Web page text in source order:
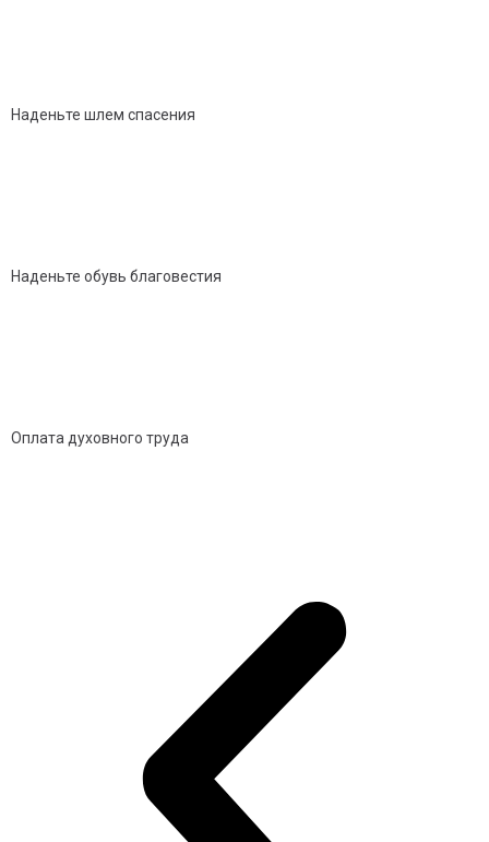
Наденьте шлем спасения
Наденьте обувь благовестия
Оплата духовного труда